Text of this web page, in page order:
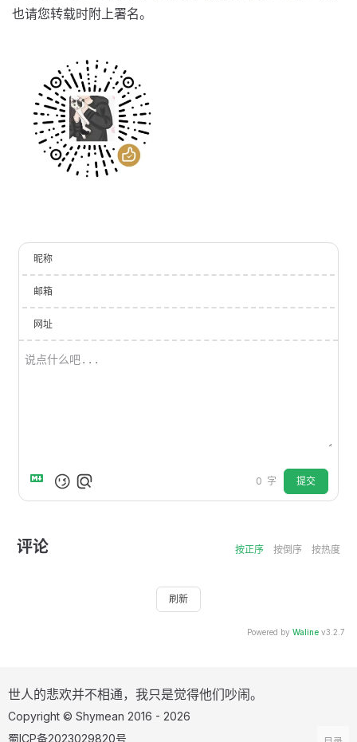
也请您转载时附上署名。
昵称
邮箱
网址
0 字 提交
评论 按正序 按倒序 按热度
刷新
Powered by Waline v3.2.7
世人的悲欢并不相通，我只是觉得他们吵闹。
Copyright © Shymean 2016 - 2026
蜀ICP备2023029820号